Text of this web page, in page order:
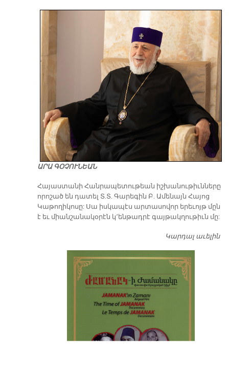
ԱՐԱ ԳՕՉՈՒՆԵԱՆ
​Հայաստանի Հանրապետութեան իշխանութիւնները
որոշած են դատել Տ.Տ. Գարեգին Բ. Ամենայն Հայոց
Կաթողիկոսը: Սա իսկապէս արտասովոր երեւոյթ մըն
է եւ միանշանակօրէն կ՚ենթադրէ գայթակղութիւն մը:
Կարդալ աւելին